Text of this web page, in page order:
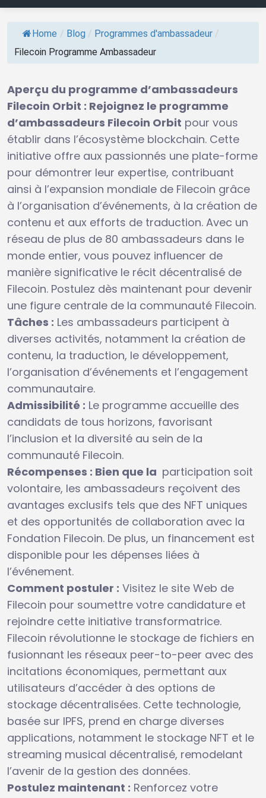
Home / Blog / Programmes d'ambassadeur /
Filecoin Programme Ambassadeur
Aperçu du programme d’ambassadeurs
Filecoin Orbit : Rejoignez le programme
d’ambassadeurs Filecoin Orbit pour vous
établir dans l’écosystème blockchain. Cette
initiative offre aux passionnés une plate-forme
pour démontrer leur expertise, contribuant
ainsi à l’expansion mondiale de Filecoin grâce
à l’organisation d’événements, à la création de
contenu et aux efforts de traduction. Avec un
réseau de plus de 80 ambassadeurs dans le
monde entier, vous pouvez influencer de
manière significative le récit décentralisé de
Filecoin. Postulez dès maintenant pour devenir
une figure centrale de la communauté Filecoin.
Tâches : Les ambassadeurs participent à
diverses activités, notamment la création de
contenu, la traduction, le développement,
l’organisation d’événements et l’engagement
communautaire.
Admissibilité : Le programme accueille des
candidats de tous horizons, favorisant
l’inclusion et la diversité au sein de la
communauté Filecoin.
Récompenses : Bien que la participation soit
volontaire, les ambassadeurs reçoivent des
avantages exclusifs tels que des NFT uniques
et des opportunités de collaboration avec la
Fondation Filecoin. De plus, un financement est
disponible pour les dépenses liées à
l’événement.
Comment postuler : Visitez le site Web de
Filecoin pour soumettre votre candidature et
rejoindre cette initiative transformatrice.
Filecoin révolutionne le stockage de fichiers en
fusionnant les réseaux peer-to-peer avec des
incitations économiques, permettant aux
utilisateurs d’accéder à des options de
stockage décentralisées. Cette technologie,
basée sur IPFS, prend en charge diverses
applications, notamment le stockage NFT et le
streaming musical décentralisé, remodelant
l’avenir de la gestion des données.
Postulez maintenant : Renforcez votre